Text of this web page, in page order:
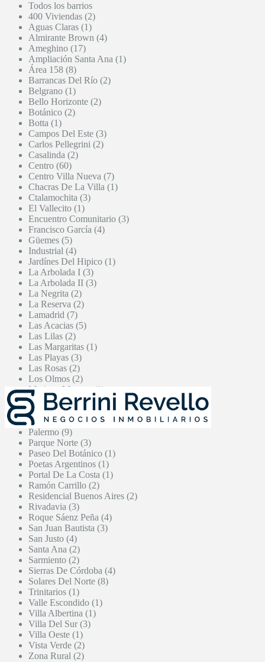
Todos los barrios
400 Viviendas (2)
Aguas Claras (1)
Almirante Brown (4)
Ameghino (17)
Ampliación Santa Ana (1)
Área 158 (8)
Barrancas Del Río (2)
Belgrano (1)
Bello Horizonte (2)
Botánico (2)
Botta (1)
Campos Del Este (3)
Carlos Pellegrini (2)
Casalinda (2)
Centro (60)
Centro Villa Nueva (7)
Chacras De La Villa (1)
Ctalamochita (3)
El Vallecito (1)
Encuentro Comunitario (3)
Francisco García (4)
Güemes (5)
Industrial (4)
Jardínes Del Hipico (1)
La Arbolada I (3)
La Arbolada II (3)
La Negrita (2)
La Reserva (2)
Lamadrid (7)
Las Acacias (5)
Las Lilas (2)
Las Margaritas (1)
Las Playas (3)
Las Rosas (2)
Los Olmos (2)
Mariano Moreno (1)
Masterplan (1)
Nicolás Avellaneda (5)
Padre Mugica (2)
Palermo (9)
Parque Norte (3)
Paseo Del Botánico (1)
Poetas Argentinos (1)
Portal De La Costa (1)
Ramón Carrillo (2)
Residencial Buenos Aires (2)
Rivadavia (3)
Roque Sáenz Peña (4)
San Juan Bautista (3)
San Justo (4)
Santa Ana (2)
Sarmiento (2)
Sierras De Córdoba (4)
Solares Del Norte (8)
Trinitarios (1)
Valle Escondido (1)
Villa Albertina (1)
Villa Del Sur (3)
Villa Oeste (1)
Vista Verde (2)
Zona Rural (2)